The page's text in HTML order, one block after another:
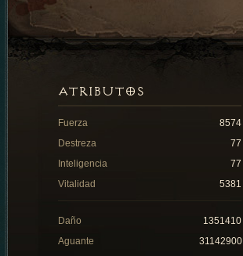
ATRIBUTOS
Fuerza
8574
Destreza
77
Inteligencia
77
Vitalidad
5381
Daño
1351410
Aguante
31142900